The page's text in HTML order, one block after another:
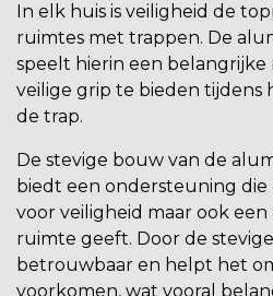
In elk huis is veiligheid de
ruimtes met trappen. De
speelt hierin een belangrijke
veilige grip te bieden tijdens
de trap.
De stevige bouw van de
biedt een ondersteuning die
voor veiligheid maar ook
ruimte geeft. Door de
betrouwbaar en helpt het
voorkomen, wat vooral